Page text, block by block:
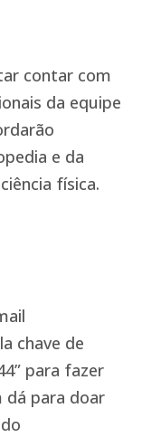
contar com
da equipe
e da
física.
chave de
para fazer
dá para doar